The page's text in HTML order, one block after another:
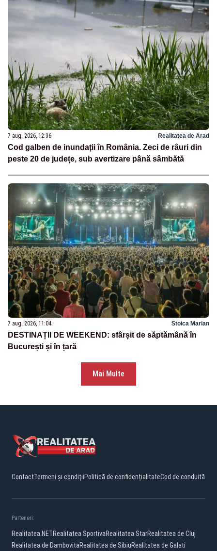
7 aug. 2026, 12:36 Realitatea de Arad
Cod galben de inundații în România. Zeci de râuri din
peste 20 de județe, sub avertizare până sâmbătă
7 aug. 2026, 11:04 Stoica Marian
DESTINAȚII DE WEEKEND: sfârșit de săptămână în
București și în țară
Mai Multe
ContactTermeni și condițiiPolitică de confidențialitateCod de conduită
Parteneri:
Realitatea.NETRealitatea SportivaRealitatea StarRealitatea de Cluj
Realitatea de DambovitaRealitatea de SibiuRealitatea de Galati